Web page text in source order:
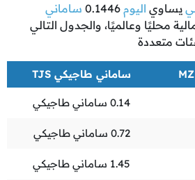
يساوي اليوم 0.1446 ساماني
محليًا وعالميًا، والجدول التالي
متعددة
ساماني طاجيكي TJS
0.14 ساماني طاجيكي
0.72 ساماني طاجيكي
1.45 ساماني طاجيكي